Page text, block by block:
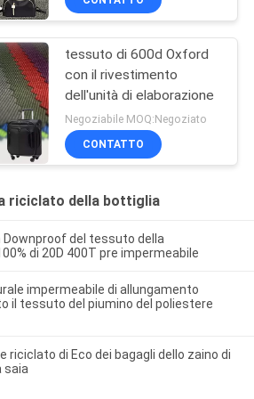
tessuto di 600d Oxford
con il rivestimento
dell'unità di elaborazione
Negoziabile MOQ:Negoziato
CONTATTO
riciclato della bottiglia
del tessuto della
di 20D 400T pre impermeabile
impermeabile di allungamento
il tessuto del piumino del poliestere
riciclato di Eco dei bagagli dello zaino di
saia